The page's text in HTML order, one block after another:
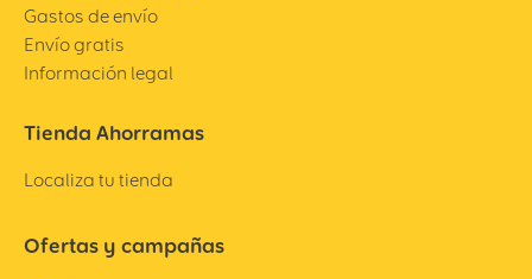
Gastos de envío
Envío gratis
Información legal
Tienda Ahorramas
Localiza tu tienda
Ofertas y campañas